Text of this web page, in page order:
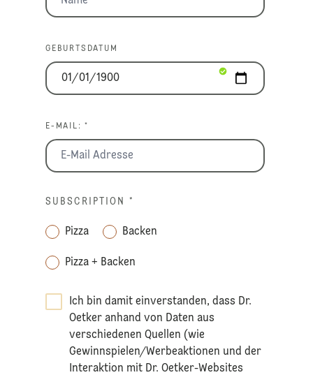
GEBURTSDATUM
E-MAIL: *
SUBSCRIPTION *
Pizza Backen
Pizza + Backen
Ich bin damit einverstanden, dass Dr.
Oetker anhand von Daten aus
verschiedenen Quellen (wie
Gewinnspielen/Werbeaktionen und der
Interaktion mit Dr. Oetker-Websites